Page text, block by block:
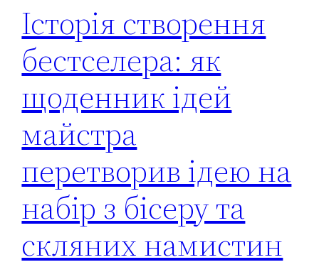
Історія створення
бестселера: як
щоденник ідей
майстра
перетворив ідею на
набір з бісеру та
скляних намистин